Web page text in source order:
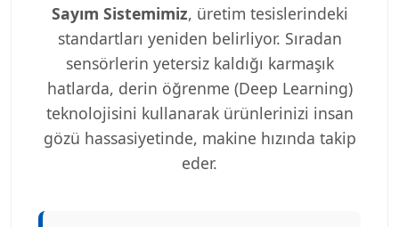
Sayım Sistemimiz, üretim tesislerindeki
standartları yeniden belirliyor. Sıradan
sensörlerin yetersiz kaldığı karmaşık
hatlarda, derin öğrenme (Deep Learning)
teknolojisini kullanarak ürünlerinizi insan
gözü hassasiyetinde, makine hızında takip
eder.